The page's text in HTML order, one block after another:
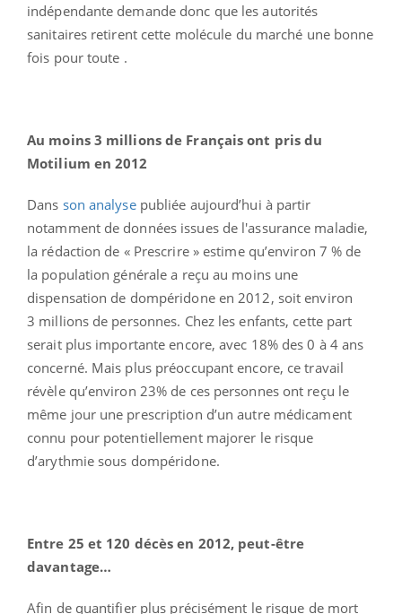
indépendante demande donc que les autorités
sanitaires retirent cette molécule du marché une bonne
fois pour toute .
Au moins 3 millions de Français ont pris du
Motilium en 2012
Dans son analysepubliée aujourd’hui à partir
notamment de données issues de l'assurance maladie,
la rédaction de « Prescrire » estime qu’environ 7 % de
la population générale a reçu au moins une
dispensation de dompéridone en 2012, soit environ
3 millions de personnes. Chez les enfants, cette part
serait plus importante encore, avec 18% des 0 à 4 ans
concerné. Mais plus préoccupant encore, ce travail
révèle qu’environ 23% de ces personnes ont reçu le
même jour une prescription d’un autre médicament
connu pour potentiellement majorer le risque
d’arythmie sous dompéridone.
Entre 25 et 120 décès en 2012, peut-être
davantage…
Afin de quantifier plus précisément le risque de mort